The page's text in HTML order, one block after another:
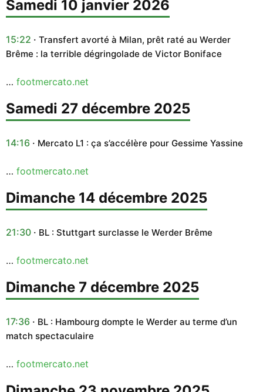
samedi 10 janvier 2026
15:22
Transfert avorté à Milan, prêt raté au Werder
Brême : la terrible dégringolade de Victor Boniface
… footmercato.net
samedi 27 décembre 2025
14:16 Mercato L1 : ça s’accélère pour Gessime Yassine
… footmercato.net
dimanche 14 décembre 2025
21:30 BL : Stuttgart surclasse le Werder Brême
… footmercato.net
dimanche 7 décembre 2025
17:36
BL : Hambourg dompte le Werder au terme d’un
match spectaculaire
… footmercato.net